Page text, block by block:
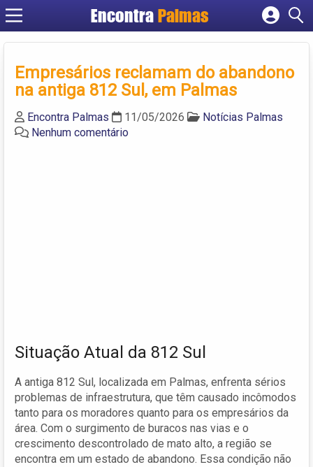
Encontra Palmas
Cadastrar empresa
Criar conta
Empresários reclamam do abandono
na antiga 812 Sul, em Palmas
Encontra Palmas 11/05/2026
Notícias Palmas
Nenhum comentário
Situação Atual da 812 Sul
A antiga 812 Sul, localizada em Palmas, enfrenta sérios
problemas de infraestrutura, que têm causado incômodos
tanto para os moradores quanto para os empresários da
área. Com o surgimento de buracos nas vias e o
crescimento descontrolado de mato alto, a região se
encontra em um estado de abandono. Essa condição não